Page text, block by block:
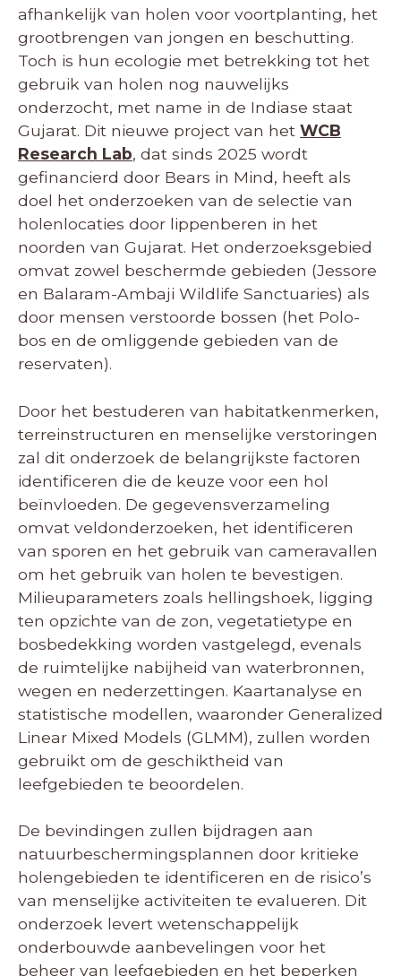
afhankelijk van holen voor voortplanting, het
grootbrengen van jongen en beschutting.
Toch is hun ecologie met betrekking tot het
gebruik van holen nog nauwelijks
onderzocht, met name in de Indiase staat
Gujarat. Dit nieuwe project van het WCB
Research Lab, dat sinds 2025 wordt
gefinancierd door Bears in Mind, heeft als
doel het onderzoeken van de selectie van
holenlocaties door lippenberen in het
noorden van Gujarat. Het onderzoeksgebied
omvat zowel beschermde gebieden (Jessore
en Balaram-Ambaji Wildlife Sanctuaries) als
door mensen verstoorde bossen (het Polo-
bos en de omliggende gebieden van de
reservaten).
Door het bestuderen van habitatkenmerken,
terreinstructuren en menselijke verstoringen
zal dit onderzoek de belangrijkste factoren
identificeren die de keuze voor een hol
beïnvloeden. De gegevensverzameling
omvat veldonderzoeken, het identificeren
van sporen en het gebruik van cameravallen
om het gebruik van holen te bevestigen.
Milieuparameters zoals hellingshoek, ligging
ten opzichte van de zon, vegetatietype en
bosbedekking worden vastgelegd, evenals
de ruimtelijke nabijheid van waterbronnen,
wegen en nederzettingen. Kaartanalyse en
statistische modellen, waaronder Generalized
Linear Mixed Models (GLMM), zullen worden
gebruikt om de geschiktheid van
leefgebieden te beoordelen.
De bevindingen zullen bijdragen aan
natuurbeschermingsplannen door kritieke
holengebieden te identificeren en de risico’s
van menselijke activiteiten te evalueren. Dit
onderzoek levert wetenschappelijk
onderbouwde aanbevelingen voor het
beheer van leefgebieden en het beperken